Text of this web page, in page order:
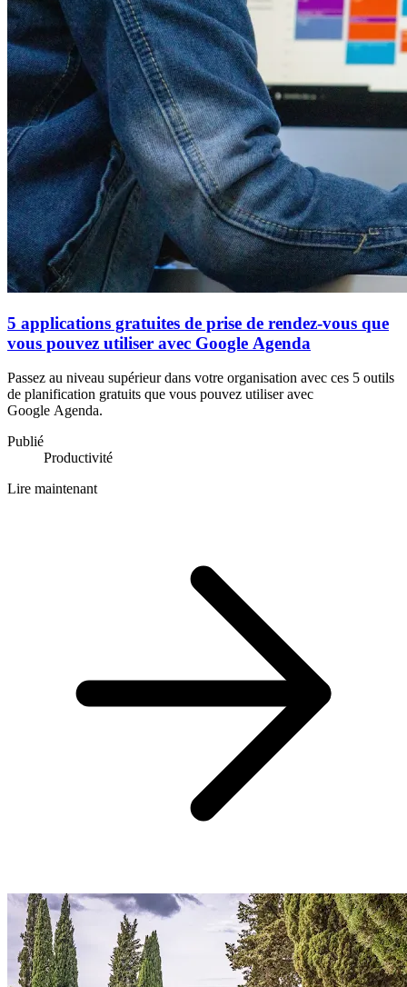
5 applications gratuites de prise de rendez-vous que
vous pouvez utiliser avec Google Agenda
Passez au niveau supérieur dans votre organisation avec ces 5 outils
de planification gratuits que vous pouvez utiliser avec
Google Agenda.
Publié
Productivité
Lire maintenant